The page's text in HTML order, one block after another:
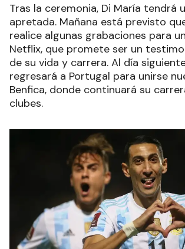
Tras la ceremonia, Di María tendrá
apretada. Mañana está previsto
realice algunas grabaciones para
Netflix, que promete ser un
de su vida y carrera. Al día
regresará a Portugal para unirse
Benfica, donde continuará su
clubes.